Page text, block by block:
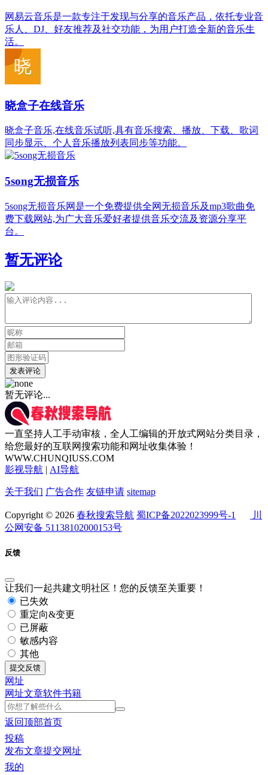
网易云音乐是一款专注于发现与分享的音乐产品，依托专业音
乐人、DJ、好友推荐及社交功能，为用户打造全新的音乐生
活。
晓盒子在线音乐
晓盒子音乐,在线音乐试听,具有音乐搜索、播放、下载、歌词
同步显示、个人音乐播放列表同步等功能。
5song无损音乐
5song无损音乐网是一个免费提供全网无损音乐及mp3歌曲免
费下载网站,为广大音乐爱好者提供音乐交流及资源分享平
台。
暂无评论
发表评论
暂无评论...
一直坚持人工手动审核，全人工编辑的开放式网站分类目录，
给您最好的互联网搜索功能和网址收集体验！
WWW.CHUNQIUSS.COM
影视导航 | AI导航
关于我们 广告合作 友链申请 sitemap
Copyright © 2026 春秋搜索导航 蜀ICP备2022023999号-1
川
公网安备 51138102000153号
反馈
让我们一起共建文明社区！您的反馈至关重要！
已失效
重定向&变更
已屏蔽
敏感内容
其他
提交反馈
网址
网址文章软件书籍
返回顶部首页
投稿
发布文章提交网址
我的